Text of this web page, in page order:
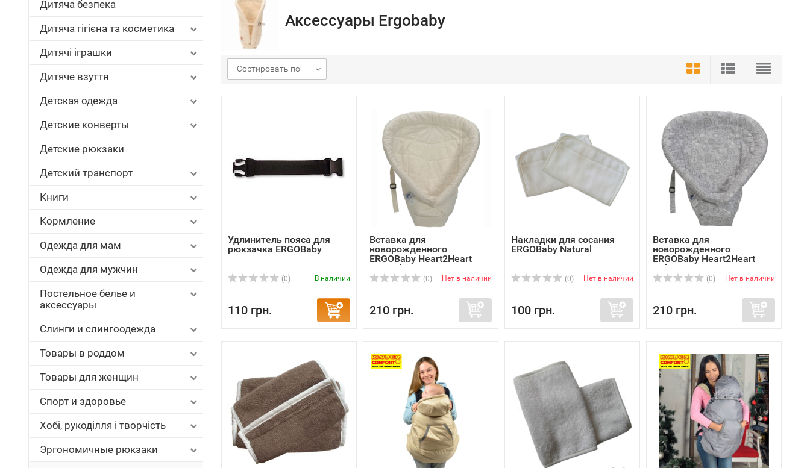
Дитяча безпека
Дитяча гігієна та косметика
Дитячі іграшки
Дитяче взуття
Детская одежда
Детские конверты
Детские рюкзаки
Детский транспорт
Книги
Кормление
Одежда для мам
Одежда для мужчин
Постельное белье и
аксессуары
Слинги и слингоодежда
Товары в роддом
Товары для женщин
Спорт и здоровье
Хобі, рукоділля і творчість
Эргономичные рюкзаки
Аксессуары Ergobaby
Сортировать по:
Удлинитель пояса для
рюкзачка ERGOBaby
(0) В наличии
110 грн.
Вставка для
новорожденного
ERGOBaby Heart2Heart
Natural
(0) Нет в наличии
210 грн.
Накладки для сосания
ERGOBaby Natural
(0) Нет в наличии
100 грн.
Вставка для
новорожденного
ERGOBaby Heart2Heart
Galaxy Grey
(0) Нет в наличии
210 грн.